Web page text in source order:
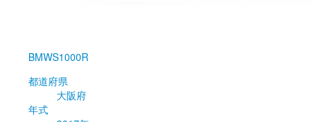
BMWS1000R
都道府県
大阪府
年式